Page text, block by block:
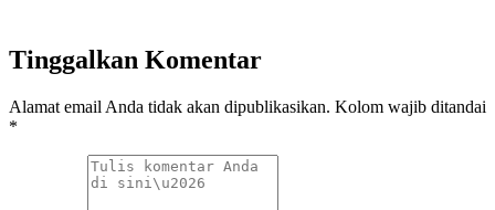
Tinggalkan Komentar
Alamat email Anda tidak akan dipublikasikan. Kolom wajib ditandai
*